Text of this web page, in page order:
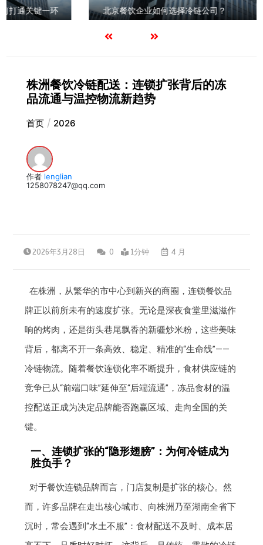
北京餐饮企业如何选择冷链公司？
株洲餐饮冷链配送：连锁扩张背后的冻
品流通与温控物流新趋势
首页 2026
作者 lenglian
1258078247@qq.com
2026年3月28日 0 1分钟 4 月
在株洲，从繁华的市中心到新兴的商圈，连锁餐饮品
牌正以前所未有的速度扩张。无论是深夜食堂里滋滋作
响的烤肉，还是街头巷尾飘香的新疆炒米粉，这些美味
背后，都离不开一条高效、稳定、精准的“生命线”——
冷链物流。随着餐饮连锁化率不断提升，食材供应链的
竞争已从“前端口味”延伸至“后端流通”，冻品食材的温
控配送正成为决定品牌能否跑赢区域、走向全国的关
键。
一、连锁扩张的“隐形翅膀”：为何冷链成为
胜负手？
对于餐饮连锁品牌而言，门店复制是扩张的核心。然
而，许多品牌在走出核心城市、向株洲乃至湖南全省下
沉时，常会遇到“水土不服”：食材配送不及时、成本居